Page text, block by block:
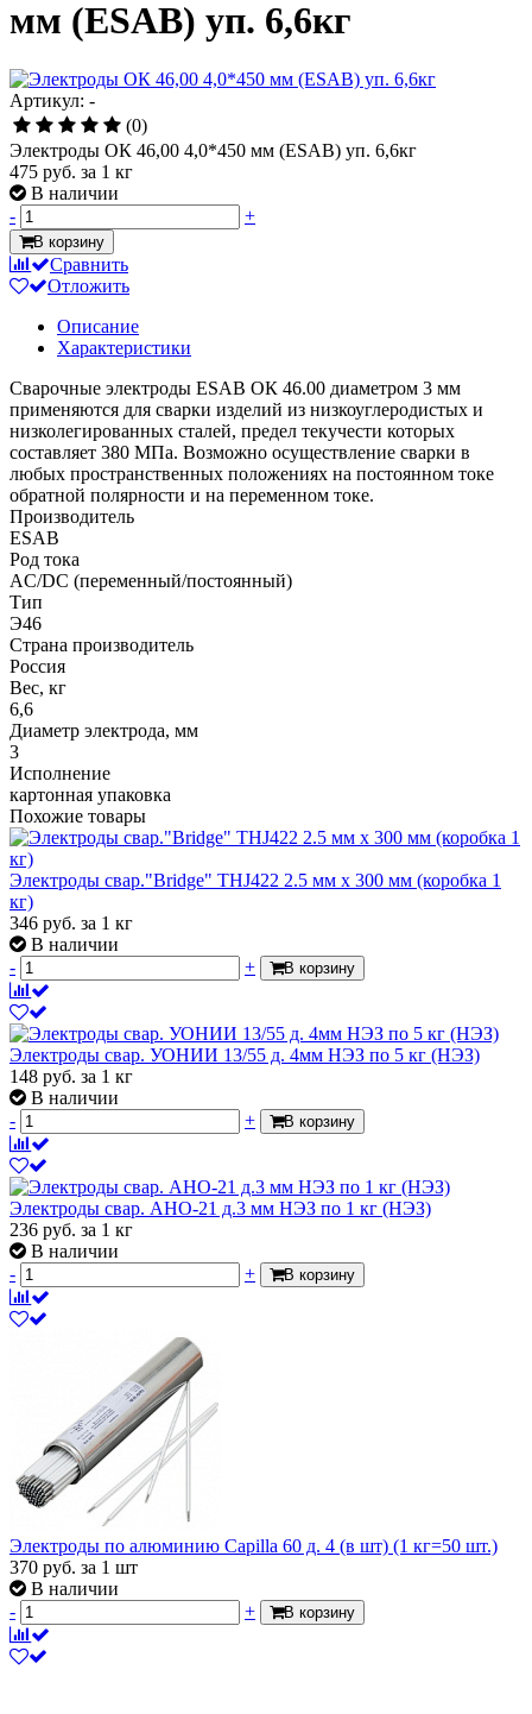
мм (ESAB) уп. 6,6кг
Артикул: -
(0)
Электроды ОК 46,00 4,0*450 мм (ESAB) уп. 6,6кг
475 руб. за 1 кг
В наличии
-
+
В корзину
Сравнить
Отложить
Описание
Характеристики
Сварочные электроды ESAB ОК 46.00 диаметром 3 мм
применяются для сварки изделий из низкоуглеродистых и
низколегированных сталей, предел текучести которых
составляет 380 МПа. Возможно осуществление сварки в
любых пространственных положениях на постоянном токе
обратной полярности и на переменном токе.
Производитель
ESAB
Род тока
AC/DC (переменный/постоянный)
Тип
Э46
Страна производитель
Россия
Вес, кг
6,6
Диаметр электрода, мм
3
Исполнение
картонная упаковка
Похожие товары
Электроды свар."Bridge" THJ422 2.5 мм х 300 мм (коробка 1
кг)
346 руб. за 1 кг
В наличии
-
+ В корзину
Электроды свар. УОНИИ 13/55 д. 4мм НЭЗ по 5 кг (НЭЗ)
148 руб. за 1 кг
В наличии
-
+ В корзину
Электроды свар. АНО-21 д.3 мм НЭЗ по 1 кг (НЭЗ)
236 руб. за 1 кг
В наличии
-
+ В корзину
Электроды по алюминию Capilla 60 д. 4 (в шт) (1 кг=50 шт.)
370 руб. за 1 шт
В наличии
-
+ В корзину